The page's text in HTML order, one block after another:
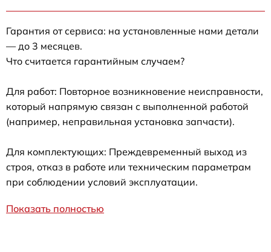
Гарантия от сервиса: на установленные нами детали
— до 3 месяцев.
Что считается гарантийным случаем?
Для работ: Повторное возникновение неисправности,
который напрямую связан с выполненной работой
(например, неправильная установка запчасти).
Для комплектующих: Преждевременный выход из
строя, отказ в работе или техническим параметрам
при соблюдении условий эксплуатации.
Показать полностью